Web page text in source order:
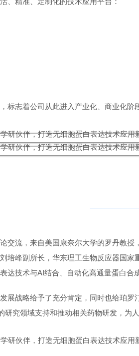
志着公司从此进入产业化、商业化阶
流，来自美国康奈尔大学的罗丹教
峰副所长，华东理工生物反应器国
技术与AI结合、自动化高通量蛋白合
战略给予了充分肯定，同时也给珀
究领域支持和推动相关药物研发，为